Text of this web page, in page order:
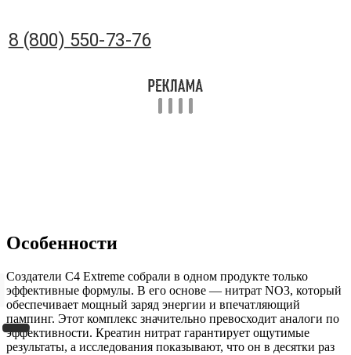
Особенности
Создатели C4 Extreme собрали в одном продукте только
эффективные формулы. В его основе — нитрат NO3, который
обеспечивает мощный заряд энергии и впечатляющий
пампинг. Этот комплекс значительно превосходит аналоги по
эффективности. Креатин нитрат гарантирует ощутимые
результаты, а исследования показывают, что он в десятки раз